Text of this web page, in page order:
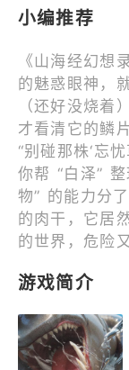
小编推荐
《山海经幻想
的魅惑眼神，
（还好没烧着
才看清它的鳞
“别碰那株‘忘
你帮 “白泽”
物” 的能力分
的肉干，它居
的世界，危险
游戏简介